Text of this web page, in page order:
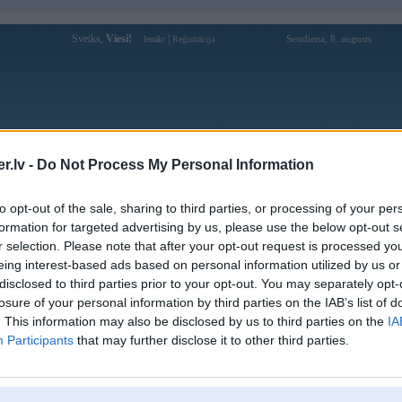
- Do Not Process My Personal Information
opt-out of the sale, sharing to third parties, or processing of your
for targeted advertising by us, please use the below opt-out
selection. Please note that after your opt-out request is processed
interest-based ads based on personal information utilized by us
to third parties prior to your opt-out. You may separately
of your personal information by third parties on the IAB’s list of
This information may also be disclosed by us to third parties on the
Participants that may further disclose it to other third parties.
Sveiks, Viesi! Ienākt Reģistrācija Sestdiena, 8. augusts
Forums Galerijas Reģistrācija Lietotāji
Lietotāja 7mcn1com profils
Lietotājvārds:
7mcn1com
Ziņojumi forumā:
0
Pēdējie ziņojumi forumā